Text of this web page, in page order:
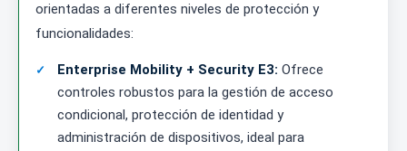
orientadas a diferentes niveles de protección y
funcionalidades:
Enterprise Mobility + Security E3: Ofrece
controles robustos para la gestión de acceso
condicional, protección de identidad y
administración de dispositivos, ideal para